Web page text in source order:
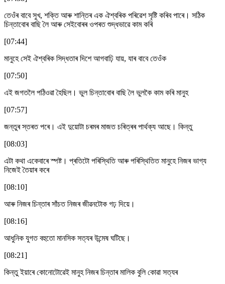
তেওঁৰ বাবে সুখ, শক্তি আৰু শান্তিৰ এক ঐশ্বৰিক পৰিৱেশ সৃষ্টি কৰিব পাৰে। সঠিক
চিন্তাবোৰ বাছি লৈ আৰু সেইবোৰৰ ওপৰত শুদ্ধভাৱে কাম কৰি
[07:44]
মানুহে সেই ঐশ্বৰিক সিদ্ধতাৰ দিশে আগবাঢ়ি যায়, যাৰ বাবে তেওঁক
[07:50]
এই জগতলৈ পঠিওৱা হৈছিল। ভুল চিন্তাবোৰ বাছি লৈ ভুলকৈ কাম কৰি মানুহ
[07:57]
জন্তুৰ স্তৰত পৰে। এই দুয়োটা চৰমৰ মাজত চৰিত্ৰৰ পাৰ্থক্য আছে। কিন্তু
[08:03]
এটা কথা একেবাৰে স্পষ্ট। প্ৰতিটো পৰিস্থিতি আৰু পৰিস্থিতিত মানুহে নিজৰ ভাগ্য
নিজেই তৈয়াৰ কৰে
[08:10]
আৰু নিজৰ চিন্তাৰ সাঁচত নিজৰ জীৱনটোক গঢ় দিয়ে।
[08:16]
আধুনিক যুগত বহুতো মানসিক সত্যৰ উন্মেষ ঘটিছে।
[08:21]
কিন্তু ইয়াৰে কোনোটোৱেই মানুহ নিজৰ চিন্তাৰ মালিক বুলি কোৱা সত্যৰ